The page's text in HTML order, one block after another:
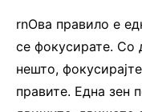
rnОва правило е
се фокусирате. Со
нешто,
правите. Една зен